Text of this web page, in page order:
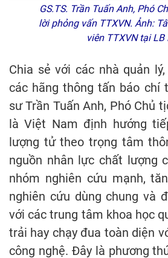
GS.TS. Trần Tuấn Anh, Phó
lời phỏng vấn TTXVN. Ảnh:
viên TTXVN tại LB
Chia sẻ với các nhà quản
các hãng thông tấn báo chí
sư Trần Tuấn Anh, Phó Chủ
là Việt Nam định hướng
lượng tử theo trọng tâm
nguồn nhân lực chất lượng
nhóm nghiên cứu mạnh,
nghiên cứu dùng chung và
với các trung tâm khoa học
trải hay chạy đua toàn diện
công nghệ. Đây là phương